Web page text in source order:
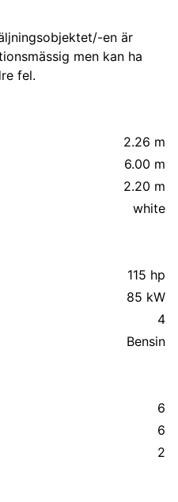
en är
men kan ha
fel.
2.26 m
6.00 m
2.20 m
white
115 hp
85 kW
4
Bensin
6
6
2